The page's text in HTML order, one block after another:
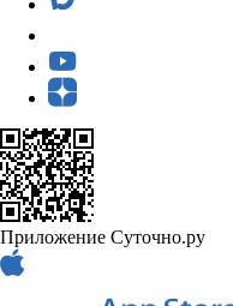
Приложение Суточно.ру